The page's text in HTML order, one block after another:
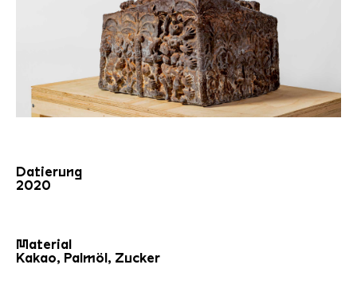
Datierung
2020
Material
Kakao, Palmöl, Zucker